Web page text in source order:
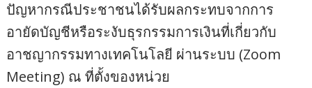
ปัญหากรณีประชาชนได้รับผลกระทบจากการ
อายัดบัญชีหรือระงับธุรกรรมการเงินที่เกี่ยวกับ
อาชญากรรมทางเทคโนโลยี ผ่านระบบ (Zoom
Meeting) ณ ที่ตั้งของหน่วย